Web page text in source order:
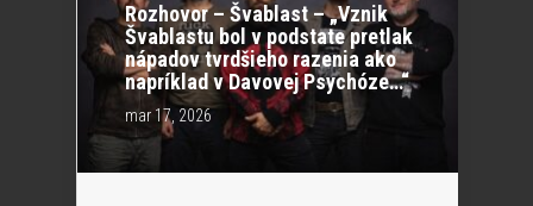
Rozhovor – Švablast – „Vznik
Švablastu bol v podstate pretlak
nápadov tvrdšieho razenia ako
napríklad v Davovej Psychóze…“
mar 17, 2026